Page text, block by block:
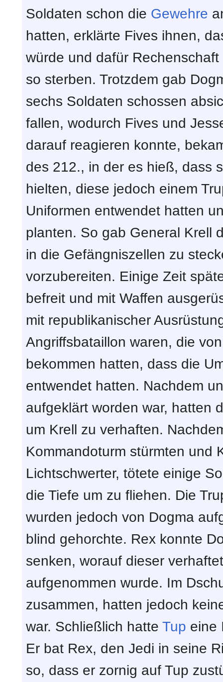
Soldaten schon die Gewehre
hatten, erklärte Fives ihnen,
würde und dafür
so sterben. Trotzdem gab
sechs Soldaten schossen
fallen, wodurch Fives und
darauf reagieren konnte,
des 212., in der es hieß, dass
hielten, diese jedoch einem
Uniformen entwendet hatten
planten. So gab General Krell
in die Gefängniszellen zu
vorzubereiten. Einige Zeit
befreit und mit Waffen
mit republikanischer
Angriffsbataillon waren, die
bekommen hatten, dass die
entwendet hatten. Nachdem
aufgeklärt worden war, hatten
um Krell zu verhaften.
Kommandoturm stürmten und
Lichtschwerter, tötete einige
die Tiefe um zu fliehen. Die
wurden jedoch von Dogma
blind gehorchte. Rex konnte
senken, worauf dieser
aufgenommen wurde. Im
zusammen, hatten jedoch
war. Schließlich hatte Tup eine
Er bat Rex, den Jedi in seine
so, dass er zornig auf Tup